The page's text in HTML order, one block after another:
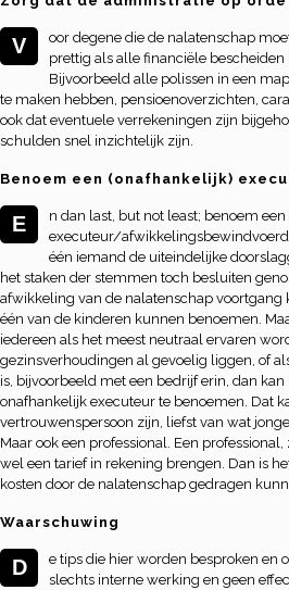
V
oor degene die de nalatenschap
prettig als alle financiële bescheiden
Bijvoorbeeld alle polissen in een
te maken hebben, pensioenoverzichten,
ook dat eventuele verrekeningen zijn
schulden snel inzichtelijk zijn.
Benoem een (onafhankelijk)
E
n dan last, but not least; benoem
executeur/
één iemand de uiteindelijke
het staken der stemmen toch besluiten
afwikkeling van de nalatenschap voortgang
één van de kinderen kunnen benoemen.
iedereen als het meest neutraal ervaren
gezinsverhoudingen al gevoelig liggen, of
is, bijvoorbeeld met een bedrijf erin, dan
onafhankelijk executeur te benoemen. Dat
vertrouwenspersoon zijn, liefst van wat
Maar ook een professional. Een
wel een tarief in rekening brengen. Dan is
kosten door de nalatenschap gedragen
Waarschuwing
D
e tips die hier worden besproken en
slechts interne werking en geen